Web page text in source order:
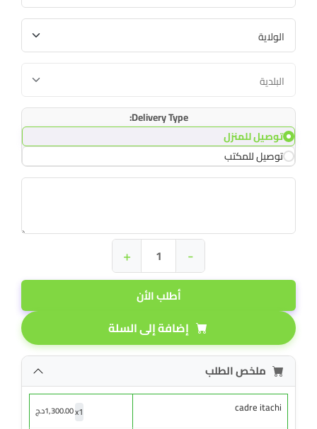
Delivery Type:
توصيل للمنزل
توصيل للمكتب
أطلب الأن
-
+
إضافة إلى السلة
ملخص الطلب
cadre itachi
x1
1,300.00د.ج